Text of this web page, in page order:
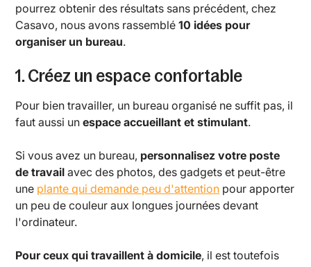
pourrez obtenir des résultats sans précédent, chez
Casavo, nous avons rassemblé10 idées pour
organiser un bureau.
1. Créez un espace confortable
Pour bien travailler, un bureau organisé ne suffit pas, il
faut aussi unespace accueillant et stimulant.
Si vous avez un bureau, personnalisez votre poste
de travail avec des photos, des gadgets et peut-être
une plante qui demande peu d'attention pour apporter
un peu de couleur aux longues journées devant
l'ordinateur.
Pour ceux qui travaillent à domicile, il est toutefois